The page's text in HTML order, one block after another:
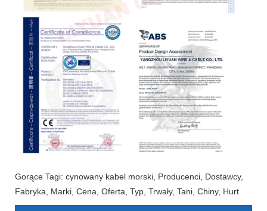
Gorące Tagi: cynowany kabel morski, Producenci, Dostawcy,
Fabryka, Marki, Cena, Oferta, Typ, Trwały, Tani, Chiny, Hurt